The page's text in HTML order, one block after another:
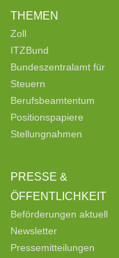
THEMEN
Zoll
ITZBund
Bundeszentralamt für
Steuern
Berufsbeamtentum
Positionspapiere
Stellungnahmen
PRESSE &
ÖFFENTLICHKEIT
Beförderungen aktuell
Newsletter
Pressemitteilungen